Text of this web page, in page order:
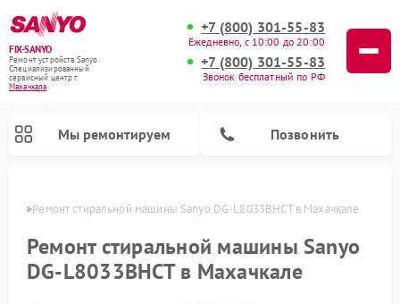
FIX-SANYO
Ремонт устройств Sanyo
Специализированный
cервисный центр г.
Махачкала
+7 (800) 301-55-83
Ежедневно, с 10:00 до 20:00
+7 (800) 301-55-83
Звонок бесплатный по РФ
Мы ремонтируем Позвонить
Ремонт стиральной машины Sanyo DG-L8033BHCT в Махачкале
Ремонт стиральной машины Sanyo
DG-L8033BHCT в Махачкале